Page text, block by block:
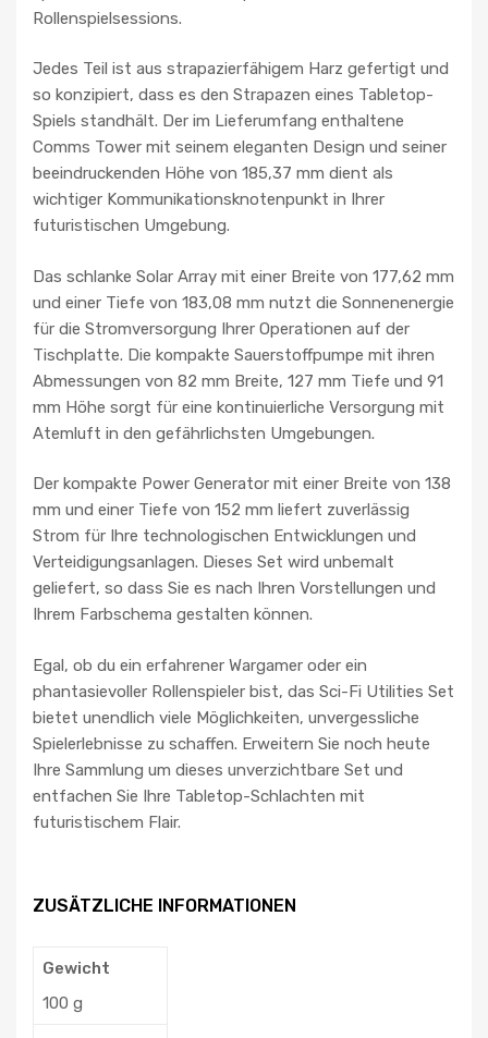
Rollenspielsessions.
Jedes Teil ist aus strapazierfähigem Harz gefertigt und
so konzipiert, dass es den Strapazen eines Tabletop-
Spiels standhält. Der im Lieferumfang enthaltene
Comms Tower mit seinem eleganten Design und seiner
beeindruckenden Höhe von 185,37 mm dient als
wichtiger Kommunikationsknotenpunkt in Ihrer
futuristischen Umgebung.
Das schlanke Solar Array mit einer Breite von 177,62 mm
und einer Tiefe von 183,08 mm nutzt die Sonnenenergie
für die Stromversorgung Ihrer Operationen auf der
Tischplatte. Die kompakte Sauerstoffpumpe mit ihren
Abmessungen von 82 mm Breite, 127 mm Tiefe und 91
mm Höhe sorgt für eine kontinuierliche Versorgung mit
Atemluft in den gefährlichsten Umgebungen.
Der kompakte Power Generator mit einer Breite von 138
mm und einer Tiefe von 152 mm liefert zuverlässig
Strom für Ihre technologischen Entwicklungen und
Verteidigungsanlagen. Dieses Set wird unbemalt
geliefert, so dass Sie es nach Ihren Vorstellungen und
Ihrem Farbschema gestalten können.
Egal, ob du ein erfahrener Wargamer oder ein
phantasievoller Rollenspieler bist, das Sci-Fi Utilities Set
bietet unendlich viele Möglichkeiten, unvergessliche
Spielerlebnisse zu schaffen. Erweitern Sie noch heute
Ihre Sammlung um dieses unverzichtbare Set und
entfachen Sie Ihre Tabletop-Schlachten mit
futuristischem Flair.
ZUSÄTZLICHE INFORMATIONEN
Gewicht
100 g